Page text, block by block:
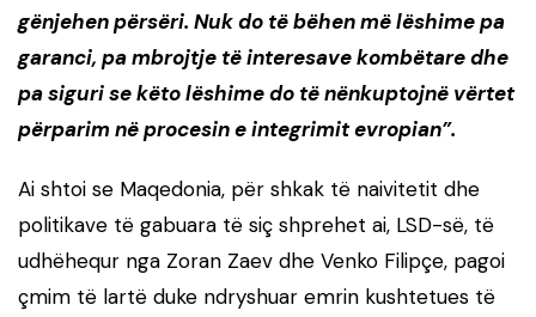
gënjehen përsëri. Nuk do të bëhen më lëshime pa
garanci, pa mbrojtje të interesave kombëtare dhe
pa siguri se këto lëshime do të nënkuptojnë vërtet
përparim në procesin e integrimit evropian”.
Ai shtoi se Maqedonia, për shkak të naivitetit dhe
politikave të gabuara të siç shprehet ai, LSD-së, të
udhëhequr nga Zoran Zaev dhe Venko Filipçe, pagoi
çmim të lartë duke ndryshuar emrin kushtetues të